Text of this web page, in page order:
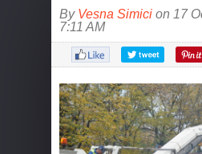
By Vesna Simici on 17
7:11 AM